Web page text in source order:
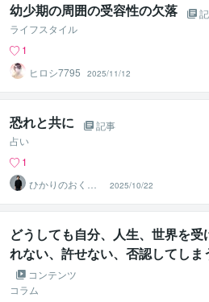
幼少期の周囲の受容性の欠落
ライフスタイル
1
ヒロシ7795
2025/11/12
恐れと共に
記事
占い
1
ひかりのおくり
て〜SinMa〜
2025/10/22
どうしても自分、人生、世界を受
れない、許せない、否認してしま
幻術が解ける遠隔法術ヒーリング
コンテンツ
コラム